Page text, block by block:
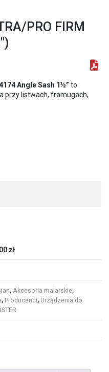
PRO FIRM
Angle Sash 1½” to
przy listwach, framugach,
zł
, Akcesoria malarskie,
, Producenci, Urządzenia do